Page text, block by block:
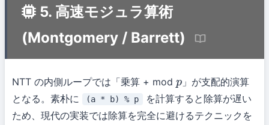
5. 高速モジュラ算術
(Montgomery / Barrett)
NTT の内側ループでは「乗算 + mod p」が支配的演算
となる。素朴に
(a * b) % p
を計算すると除算が遅い
ため、現代の実装では除算を完全に避けるテクニックを